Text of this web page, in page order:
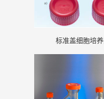
标准盖细胞培